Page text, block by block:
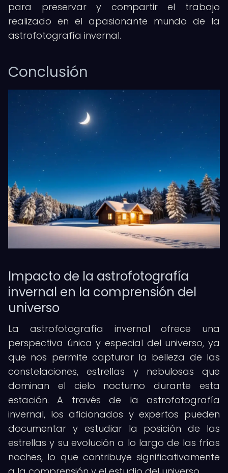
para preservar y compartir el trabajo
realizado en el apasionante mundo de la
astrofotografía invernal.
Conclusión
Impacto de la astrofotografía
invernal en la comprensión del
universo
La astrofotografía invernal ofrece una
perspectiva única y especial del universo, ya
que nos permite capturar la belleza de las
constelaciones, estrellas y nebulosas que
dominan el cielo nocturno durante esta
estación. A través de la astrofotografía
invernal, los aficionados y expertos pueden
documentar y estudiar la posición de las
estrellas y su evolución a lo largo de las frías
noches, lo que contribuye significativamente